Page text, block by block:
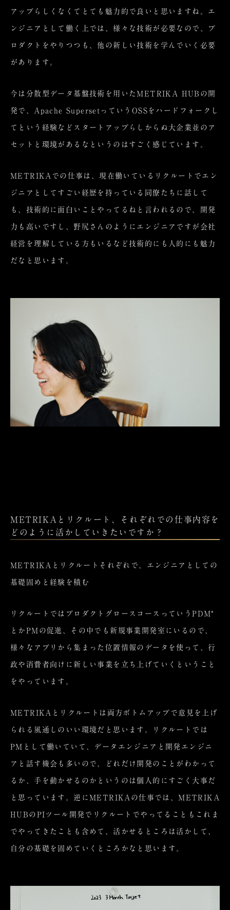
アップらしくなくてとても魅力的で良いと思いますね。エ
ンジニアとして働く上では、様々な技術が必要なので、プ
ロダクトをやりつつも、他の新しい技術を学んでいく必要
があります。
今は分散型データ基盤技術を用いたMETRIKA HUBの開
発で、Apache SupersetっていうOSSをハードフォークし
てという経験などスタートアップらしからぬ大企業並のア
セットと環境があるなというのはすごく感じています。
METRIKAでの仕事は、現在働いているリクルートでエン
ジニアとしてすごい経歴を持っている同僚たちに話して
も、技術的に面白いことやってるねと言われるので、開発
力も高いですし、野尻さんのようにエンジニアですが会社
経営を理解している方もいるなど技術的にも人的にも魅力
だなと思います。
METRIKAとリクルート、それぞれでの仕事内容を
どのように活かしていきたいですか？
METRIKAとリクルートそれぞれで、エンジニアとしての
基礎固めと経験を積む
リクルートではプロダクトグロースコースっていうPDM*
とかPMの促進、その中でも新規事業開発室にいるので、
様々なアプリから集まった位置情報のデータを使って、行
政や消費者向けに新しい事業を立ち上げていくということ
をやっています。
METRIKAとリクルートは両方ボトムアップで意見を上げ
られる風通しのいい環境だと思います。リクルートでは
PMとして働いていて、データエンジニアと開発エンジニ
アと話す機会も多いので、どれだけ開発のことがわかって
るか、手を動かせるのかというのは個人的にすごく大事だ
と思っています。逆にMETRIKAの仕事では、METRIKA
HUBのPIツール開発でリクルートでやってることもこれま
でやってきたことも含めて、活かせるところは活かして、
自分の基礎を固めていくところかなと思います。